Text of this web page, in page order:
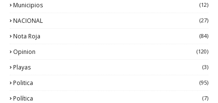
Municipios (12)
NACIONAL (27)
Nota Roja (84)
Opinion (120)
Playas (3)
Politica (95)
Política (7)